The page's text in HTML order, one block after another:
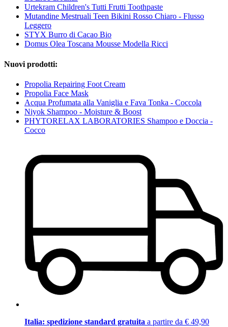
Urtekram Children's Tutti Frutti Toothpaste
Mutandine Mestruali Teen Bikini Rosso Chiaro - Flusso
Leggero
STYX Burro di Cacao Bio
Domus Olea Toscana Mousse Modella Ricci
Nuovi prodotti:
Propolia Repairing Foot Cream
Propolia Face Mask
Acqua Profumata alla Vaniglia e Fava Tonka - Coccola
Niyok Shampoo - Moisture & Boost
PHYTORELAX LABORATORIES Shampoo e Doccia -
Cocco
Italia: spedizione standard gratuita a partire da € 49,90